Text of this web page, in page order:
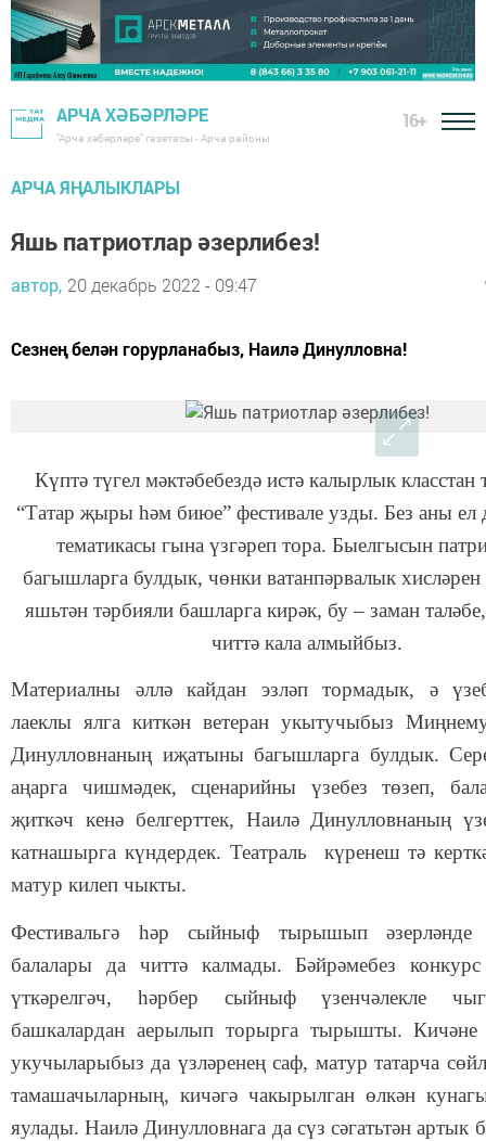
АРЧА ХӘБӘРЛӘРЕ
"Арча хәбәрләре" газетасы - Арча районы
16+
АРЧА ЯҢАЛЫКЛАРЫ
Яшь патриотлар әзерлибез!
автор, 20 декабрь 2022 - 09:47
Сезнең белән горурланабыз, Наилә Динулловна!
Күптә түгел мәктәбебездә истә калырлык
“Татар җыры һәм биюе” фестивале узды. Без аны ел
тематикасы гына үзгәреп тора. Быелгысын
багышларга булдык, чөнки ватанпәрвалык
яшьтән тәрбияли башларга кирәк, бу – заман
читтә кала алмыйбыз.
Материалны әллә кайдан эзләп тормадык, ә
лаеклы ялга киткән ветеран укытучыбыз
Динулловнаның иҗатыны багышларга булдык.
аңарга чишмәдек, сценарийны үзебез төзеп,
җиткәч кенә белгерттек, Наилә Динулловнаның
катнашырга күндердек. Театраль күренеш тә
матур килеп чыкты.
Фестивальгә һәр сыйныф тырышып әзерләнде
балалары да читтә калмады. Бәйрәмебез
үткәрелгәч, һәрбер сыйныф үзенчәлекле
башкалардан аерылып торырга тырышты. Кичәне
укучыларыбыз да үзләренең саф, матур татарча
тамашачыларның, кичәгә чакырылган өлкән
яулады. Наилә Динулловнага да сүз сәгатьтән артык